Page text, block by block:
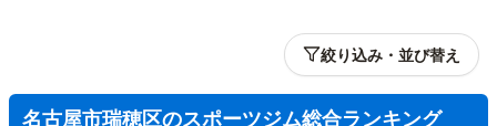
絞り込み・並び替え
名古屋市瑞穂区のスポーツジム総合ランキング